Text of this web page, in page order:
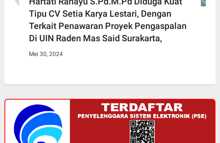
Tipu CV Setia Karya Lestari, Dengan
Terkait Penawaran Proyek Pengaspalan
Di UIN Raden Mas Said Surakarta,
Mei 30, 2024